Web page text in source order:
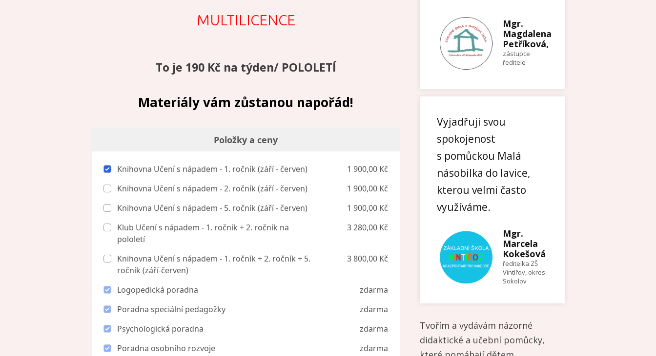
MULTILICENCE
To je 190 Kč na týden/ POLOLETÍ
Materiály vám zůstanou napořád!
Položky a ceny
Knihovna Učení s nápadem - 1. ročník (září - červen)
1 900,00 Kč
Knihovna Učení s nápadem - 2. ročník (září - červen)
1 900,00 Kč
Knihovna Učení s nápadem - 5. ročník (září - červen)
1 900,00 Kč
Klub Učení s nápadem - 1. ročník + 2. ročník na
pololetí
3 280,00 Kč
Knihovna Učení s nápadem - 1. ročník + 2. ročník + 5.
ročník (září-červen)
3 800,00 Kč
Logopedická poradna
zdarma
Poradna speciální pedagožky
zdarma
Psychologická poradna
zdarma
Poradna osobního rozvoje
zdarma
Mgr.
Magdalena
Petříková,
zástupce
ředitele
Vyjadřuji svou
spokojenost
s pomůckou Malá
násobilka do lavice,
kterou velmi často
využíváme.
Mgr.
Marcela
Kokešová
ředitelka ZŠ
Vintířov, okres
Sokolov
Tvořím a vydávám názorné
didaktické a učební pomůcky,